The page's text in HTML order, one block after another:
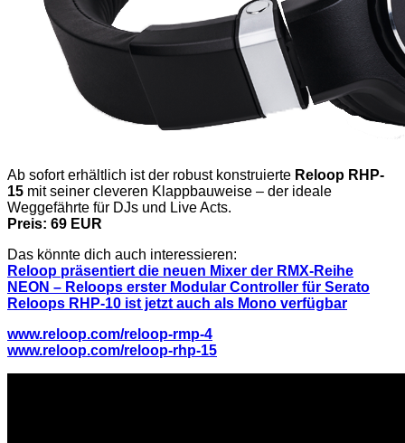
Ab sofort erhältlich ist der robust konstruierte Reloop RHP-
15 mit seiner cleveren Klappbauweise – der ideale
Weggefährte für DJs und Live Acts.
Preis: 69 EUR
Das könnte dich auch interessieren:
Reloop präsentiert die neuen Mixer der RMX-Reihe
NEON – Reloops erster Modular Controller für Serato
Reloops RHP-10 ist jetzt auch als Mono verfügbar
www.reloop.com/reloop-rmp-4
www.reloop.com/reloop-rhp-15